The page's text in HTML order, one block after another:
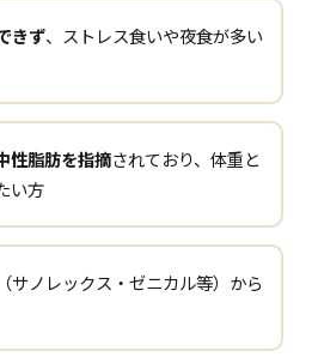
きず、ストレス食いや夜食が多い
性脂肪を指摘されており、体重と
い方
サノレックス・ゼニカル等）から